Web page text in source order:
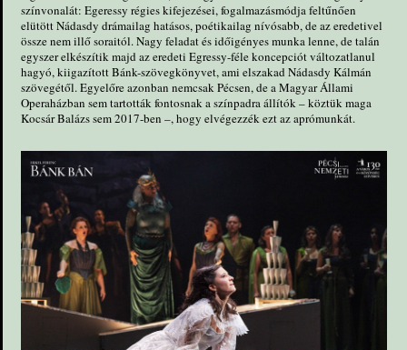
színvonalát: Egeressy régies kifejezései, fogalmazásmódja feltűnően
elütött Nádasdy drámailag hatásos, poétikailag nívósabb, de az eredetivel
össze nem illő soraitól. Nagy feladat és időigényes munka lenne, de talán
egyszer elkészítik majd az eredeti Egressy-féle koncepciót változatlanul
hagyó, kiigazított Bánk-szövegkönyvet, ami elszakad Nádasdy Kálmán
szövegétől. Egyelőre azonban nemcsak Pécsen, de a Magyar Állami
Operaházban sem tartották fontosnak a színpadra állítók – köztük maga
Kocsár Balázs sem 2017-ben –, hogy elvégezzék ezt az aprómunkát.